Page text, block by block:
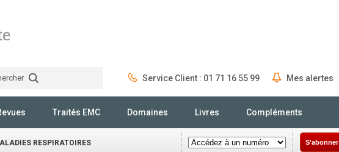
Service Client : 01 71 16 55 99 Mes alertes
Traités EMC Domaines Livres Compléments
RESPIRATOIRES S'abonner